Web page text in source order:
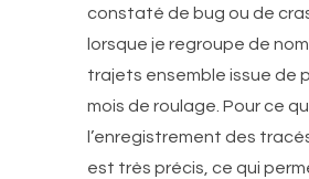
constaté de bug ou de
lorsque je regroupe de
trajets ensemble issue de
mois de roulage. Pour ce
l’enregistrement des
est très précis, ce qui